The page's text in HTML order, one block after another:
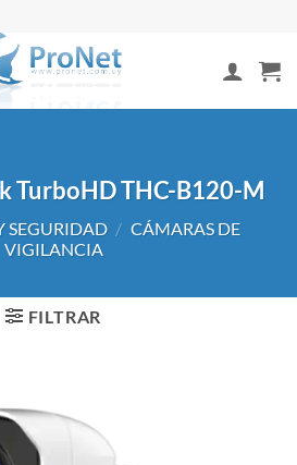
TurboHD THC-B120-M
SEGURIDAD / CÁMARAS DE
VIGILANCIA
FILTRAR